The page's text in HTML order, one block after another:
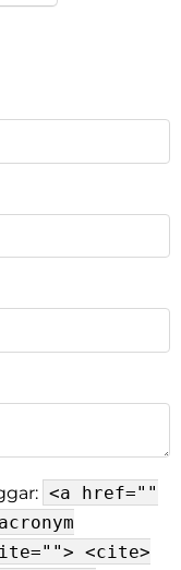
<a href=""
<cite>